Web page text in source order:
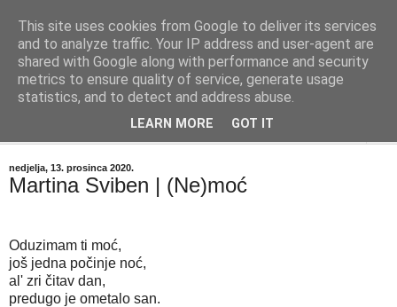
"Kvaka"
Časopis za književnost ISSN 2459-5632
nedjelja, 13. prosinca 2020.
Martina Sviben | (Ne)moć
Oduzimam ti moć,
još jedna počinje noć,
al' zri čitav dan,
predugo je ometalo san.
This site uses cookies from Google to deliver its services
and to analyze traffic. Your IP address and user-agent are
shared with Google along with performance and security
metrics to ensure quality of service, generate usage
statistics, and to detect and address abuse.
LEARN MORE GOT IT